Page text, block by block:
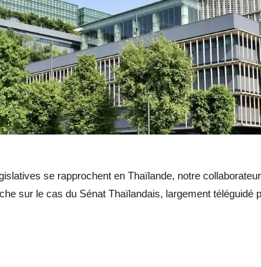
se rapprochent en Thaïlande, notre
sur le cas du Sénat Thaïlandais, largement téléguidé